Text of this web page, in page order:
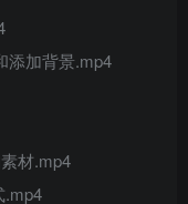
添加背景.mp4
材.mp4
.mp4